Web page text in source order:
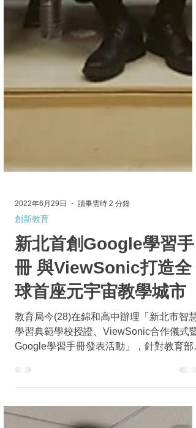
2022年6月29日 讀畢需時 2 分鐘
創新教育
新北首創Google學習手
冊 與ViewSonic打造全
球首座元宇宙教學城市
Google學習手冊發表活動」，針對教育部
「#生生用平板」計畫購置8萬2,000臺平